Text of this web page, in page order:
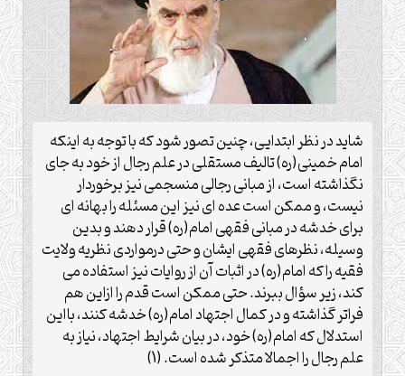
شاید در نظر ابتدایی، چنین تصور شود که با توجه به اینکه
امام خمینی(ره) تالیف مستقلی در علم رجال از خود به جای
نگذاشته است، از مبانی رجالی منسجمی نیز برخوردار
نیست، و ممکن است عده ای نیز این مسئله را بهانه ای
برای خدشه در مبانی فقهی امام(ره) قرار دهند و بدین
وسیله، نظرهای فقهی ایشان و حتی درمواردی نظریه ولایت
فقیه را که امام(ره) در اثبات آن از روایات نیز استفاده می
کند، زیر سؤال ببرند. حتی ممکن است قدم را ازاین هم
فراتر گذاشته و در کمال اجتهاد امام(ره) خدشه کنند، بااین
استدلال که امام(ره) خود، در بیان شرایط اجتهاد، نیاز به
علم رجال را اجمالا متذکر شده است. (1)